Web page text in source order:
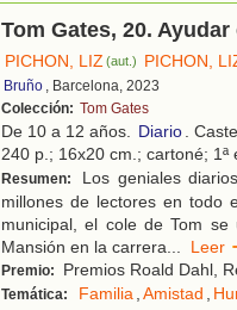
Tom Gates, 20.
PICHON, LIZ(aut.) PICHON,
Bruño , Barcelona, 2023
Colección: Tom Gates
De 10 a 12 años. Diario.
240 p.; 16x20 cm.; cartoné; 1ª
Resumen:
Los geniales
millones de lectores en todo
municipal, el cole de Tom
Mansión en la carrera...
Premio: Premios Roald Dahl,
Temática: Familia,Amistad ,